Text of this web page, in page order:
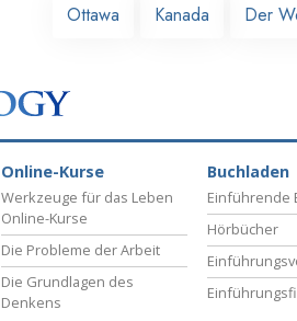
Ottawa
Kanada Der
Online-Kurse
Werkzeuge für das Leben
Online-Kurse
Die Probleme der Arbeit
Die Grundlagen des
Denkens
Buchladen
Einführende
Hörbücher